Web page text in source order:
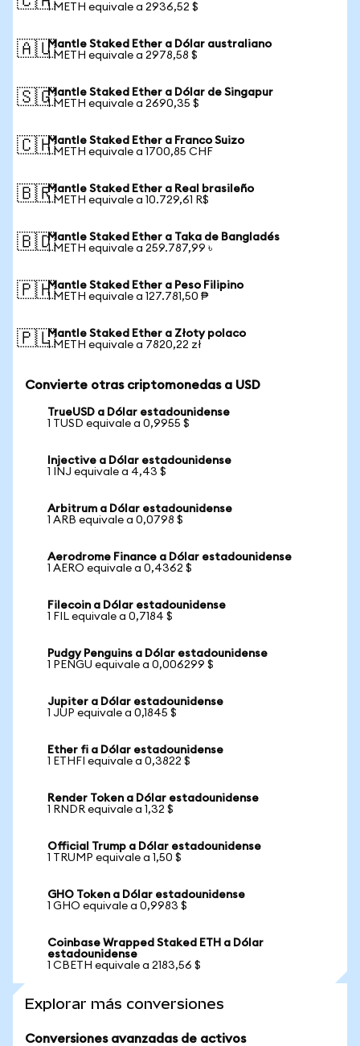
1 METH equivale a 2936,52 $
🇦🇺Mantle Staked Ether a Dólar australiano
1 METH equivale a 2978,58 $
🇸🇬Mantle Staked Ether a Dólar de Singapur
1 METH equivale a 2690,35 $
🇨🇭Mantle Staked Ether a Franco Suizo
1 METH equivale a 1700,85 CHF
🇧🇷Mantle Staked Ether a Real brasileño
1 METH equivale a 10.729,61 R$
🇧🇩Mantle Staked Ether a Taka de Bangladés
1 METH equivale a 259.787,99 ৳
🇵🇭Mantle Staked Ether a Peso Filipino
1 METH equivale a 127.781,50 ₱
🇵🇱Mantle Staked Ether a Złoty polaco
1 METH equivale a 7820,22 zł
Convierte otras criptomonedas a USD
TrueUSD a Dólar estadounidense
1 TUSD equivale a 0,9955 $
Injective a Dólar estadounidense
1 INJ equivale a 4,43 $
Arbitrum a Dólar estadounidense
1 ARB equivale a 0,0798 $
Aerodrome Finance a Dólar estadounidense
1 AERO equivale a 0,4362 $
Filecoin a Dólar estadounidense
1 FIL equivale a 0,7184 $
Pudgy Penguins a Dólar estadounidense
1 PENGU equivale a 0,006299 $
Jupiter a Dólar estadounidense
1 JUP equivale a 0,1845 $
Ether fi a Dólar estadounidense
1 ETHFI equivale a 0,3822 $
Render Token a Dólar estadounidense
1 RNDR equivale a 1,32 $
Official Trump a Dólar estadounidense
1 TRUMP equivale a 1,50 $
GHO Token a Dólar estadounidense
1 GHO equivale a 0,9983 $
Coinbase Wrapped Staked ETH a Dólar
estadounidense
1 CBETH equivale a 2183,56 $
Explorar más conversiones
Conversiones avanzadas de activos